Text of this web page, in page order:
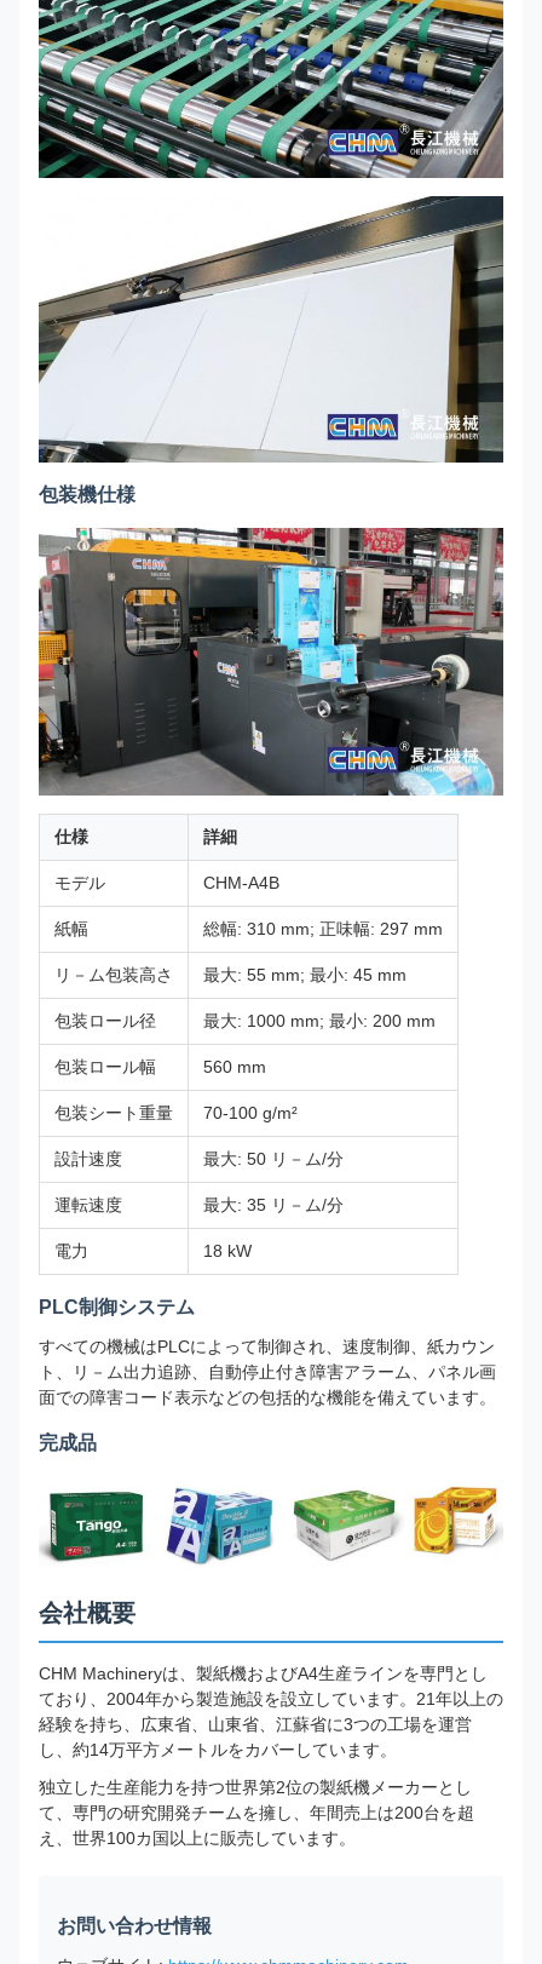
包装機仕様
仕様 詳細
モデル CHM-A4B
紙幅 総幅: 310 mm; 正味幅: 297 mm
リ－ム包装高さ 最大: 55 mm; 最小: 45 mm
包装ロール径 最大: 1000 mm; 最小: 200 mm
包装ロール幅 560 mm
包装シート重量 70-100 g/m²
設計速度 最大: 50 リ－ム/分
運転速度 最大: 35 リ－ム/分
電力 18 kW
PLC制御システム
すべての機械はPLCによって制御され、速度制御、紙カウン
ト、リ－ム出力追跡、自動停止付き障害アラーム、パネル画
面での障害コード表示などの包括的な機能を備えています。
完成品
会社概要
CHM Machineryは、製紙機およびA4生産ラインを専門とし
ており、2004年から製造施設を設立しています。21年以上の
経験を持ち、広東省、山東省、江蘇省に3つの工場を運営
し、約14万平方メートルをカバーしています。
独立した生産能力を持つ世界第2位の製紙機メーカーとし
て、専門の研究開発チームを擁し、年間売上は200台を超
え、世界100カ国以上に販売しています。
お問い合わせ情報